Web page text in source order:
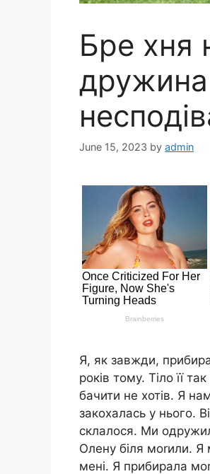
Бре хня
дружина
June 15, 2023 by admin
Я, як завжди,
років тому. Тіло її
бачити не хотів. Я
закохалась у нього.
склалося. Ми
Олену біля моrили. Я
мені. Я прибирала